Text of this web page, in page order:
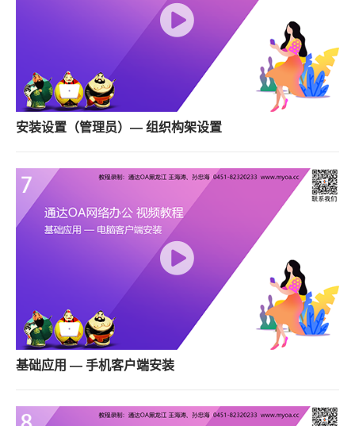
安装设置（管理员）— 组织构架设置
基础应用 — 手机客户端安装